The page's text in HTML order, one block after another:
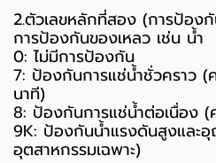
2.ตัวเลขหลักที่สอง (การป้อง
การป้องกันของเหลว เช่น น้ำ
0: ไม่มีการป้องกัน
7: ป้องกันการแช่น้ำชั่วคราว
นาที)
8: ป้องกันการแช่น้ำต่อเนื่อง (
9K: ป้องกันน้ำแรงดันสูงและ
อุตสาหกรรมเฉพาะ)